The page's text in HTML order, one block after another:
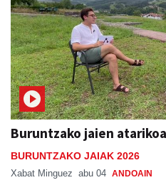
Buruntzako jaien
BURUNTZAKO JAIAK 2026
Xabat Minguez abu 04 ANDOAIN